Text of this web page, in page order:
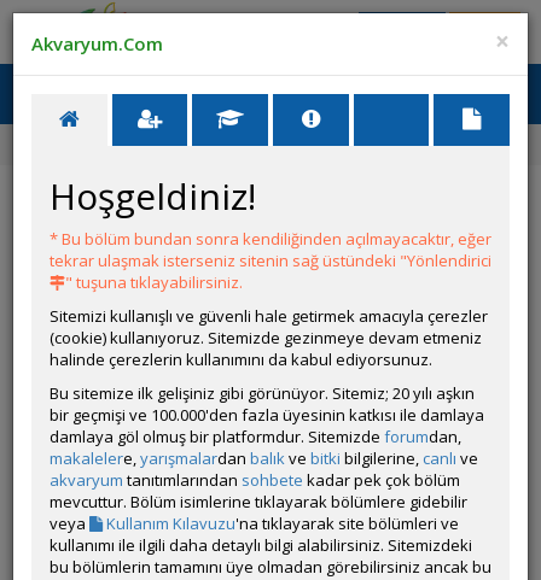
Ana Menü
Yarışmalar
114. Yarışma
Buda bizim yakışıklı
Yarışmalar
Katıl Ödüller
Buda bizim yakışıklı
×
Akvaryum.Com
Hoşgeldiniz!
* Bu bölüm bundan sonra kendiliğinden açılmayacaktır, eğer
tekrar ulaşmak isterseniz sitenin sağ üstündeki "Yönlendirici
" tuşuna tıklayabilirsiniz.
Sitemizi kullanışlı ve güvenli hale getirmek amacıyla çerezler
(cookie) kullanıyoruz. Sitemizde gezinmeye devam etmeniz
halinde çerezlerin kullanımını da kabul ediyorsunuz.
Bu sitemize ilk gelişiniz gibi görünüyor. Sitemiz; 20 yılı aşkın
bir geçmişi ve 100.000'den fazla üyesinin katkısı ile damlaya
damlaya göl olmuş bir platformdur. Sitemizde forumdan,
makalelere,yarışmalardan balıkve bitki bilgilerine, canlı ve
akvaryum tanıtımlarından sohbete kadar pek çok bölüm
mevcuttur. Bölüm isimlerine tıklayarak bölümlere gidebilir
veya
Kullanım Kılavuzu'na tıklayarak site bölümleri ve
kullanımı ile ilgili daha detaylı bilgi alabilirsiniz. Sitemizdeki
bu bölümlerin tamamını üye olmadan görebilirsiniz ancak bu